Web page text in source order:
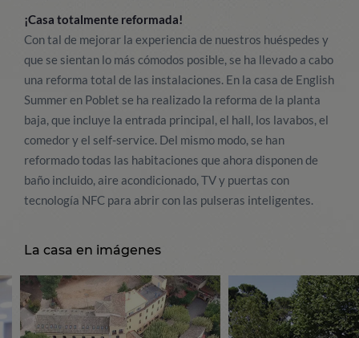
¡Casa totalmente reformada!
Con tal de mejorar la experiencia de nuestros huéspedes y
que se sientan lo más cómodos posible, se ha llevado a cabo
una reforma total de las instalaciones. En la casa de English
Summer en Poblet se ha realizado la reforma de la planta
baja, que incluye la entrada principal, el hall, los lavabos, el
comedor y el self-service. Del mismo modo, se han
reformado todas las habitaciones que ahora disponen de
baño incluido, aire acondicionado, TV y puertas con
tecnología NFC para abrir con las pulseras inteligentes.
La casa en imágenes